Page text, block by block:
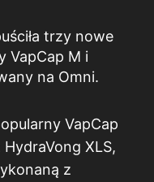
trzy nowe
VapCap M i
na Omni.
VapCap
XLS,
z